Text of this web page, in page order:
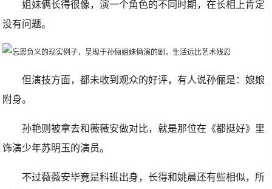
姐妹俩长得很像，演一个角色的不同时期，在长相上肯定
没有问题。
但演技方面，都未收到观众的好评，有人说孙俪是：娘娘
附身。
孙艳则被拿去和薇薇安做对比，就是那位在《都挺好》里
饰演少年苏明玉的演员。
不过薇薇安毕竟是科班出身，长得和姚晨还有些相似，所